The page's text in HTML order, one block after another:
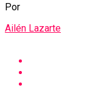
Por
Ailén Lazarte